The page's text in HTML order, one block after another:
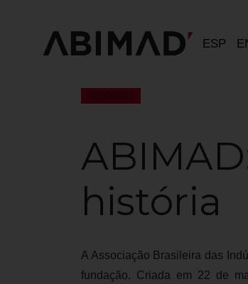
ESP
22/05/2023
história
A Associação Brasileira das
fundação. Criada em 22 de